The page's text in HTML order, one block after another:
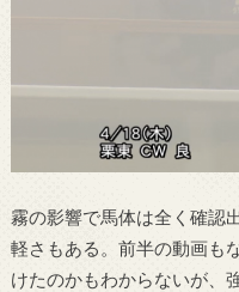
霧の影響で馬体は全く確認
軽さもある。前半の動画も
けたのかもわからないが、